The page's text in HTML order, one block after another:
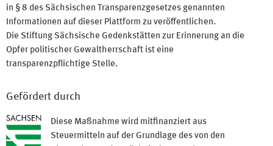
in § 8 des Sächsischen Transparenzgesetzes genannten
Informationen auf dieser Plattform zu veröffentlichen.
Die Stiftung Sächsische Gedenkstätten zur Erinnerung an die
Opfer politischer Gewaltherrschaft ist eine
transparenzpflichtige Stelle.
Gefördert durch
Diese Maßnahme wird mitfinanziert aus
Steuermitteln auf der Grundlage des von den